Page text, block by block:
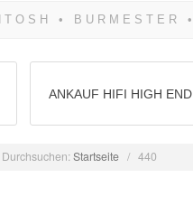
ANKAUF HIFI HIGH END
Durchsuchen:Startseite / 440